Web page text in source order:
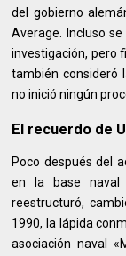
del gobierno
Average. Incluso
investigación, pero
también consideró
no inició ningún
El recuerdo de
Poco después del
en la base naval
reestructuró,
1990, la lápida
asociación naval